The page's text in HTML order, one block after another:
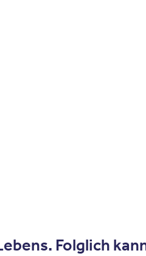
Folglich